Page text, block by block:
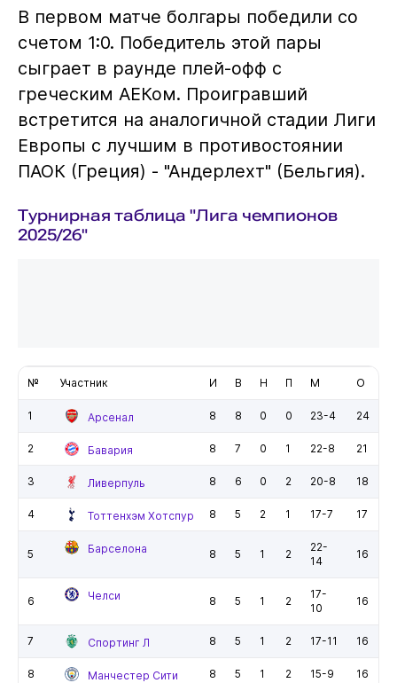
В первом матче болгары победили со
счетом 1:0. Победитель этой пары
сыграет в раунде плей-офф с
греческим АЕКом. Проигравший
встретится на аналогичной стадии Лиги
Европы с лучшим в противостоянии
ПАОК (Греция) - "Андерлехт" (Бельгия).
Турнирная таблица "Лига чемпионов
2025/26"
№ Участник И В Н П М О
1 Арсенал 8 8 0 0 23-4 24
2 Бавария 8 7 0 1 22-8 21
3 Ливерпуль 8 6 0 2 20-8 18
4 Тоттенхэм Хотспур 8 5 2 1 17-7 17
5 Барселона 8 5 1 2
22-
14
16
6 Челси 8 5 1 2
17-
10
16
7 Спортинг Л 8 5 1 2 17-11 16
8 Манчестер Сити 8 5 1 2 15-9 16